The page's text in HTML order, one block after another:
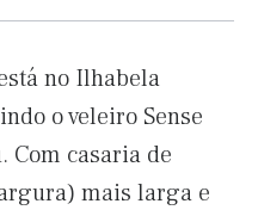
no Ilhabela
o veleiro Sense
Com casaria de
mais larga e